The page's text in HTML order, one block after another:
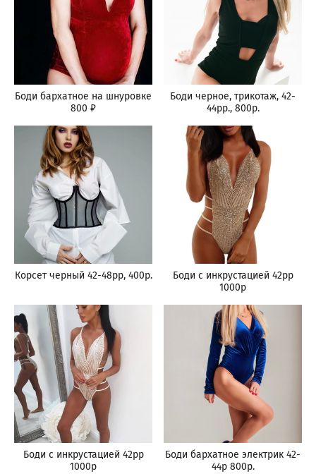
Боди бархатное на шнуровке
800 ₽
Боди черное, трикотаж, 42-
44рр., 800р.
Корсет черный 42-48рр, 400р.
Боди с инкрустацией 42рр
1000р
Боди с инкрустацией 42рр
1000р
Боди бархатное электрик 42-
44р 800р.